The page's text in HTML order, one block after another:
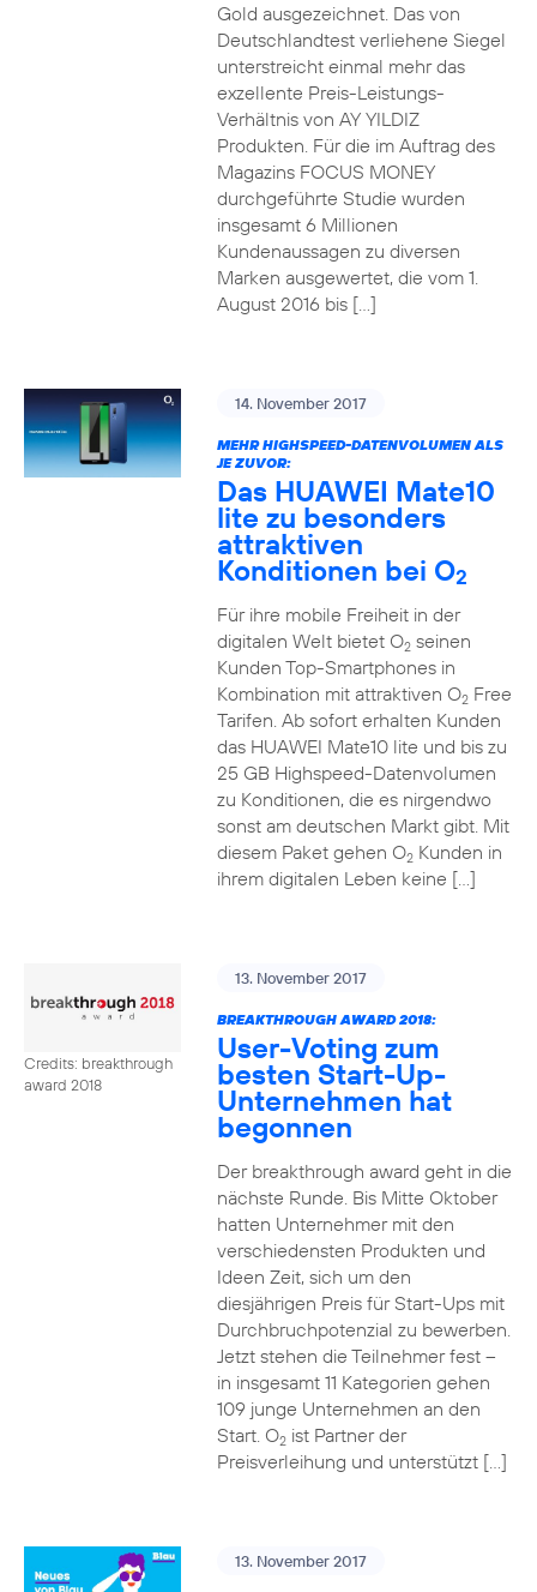
Gold ausgezeichnet. Das von
Deutschlandtest verliehene Siegel
unterstreicht einmal mehr das
exzellente Preis-Leistungs-
Verhältnis von AY YILDIZ
Produkten. Für die im Auftrag des
Magazins FOCUS MONEY
durchgeführte Studie wurden
insgesamt 6 Millionen
Kundenaussagen zu diversen
Marken ausgewertet, die vom 1.
August 2016 bis […]
14. November 2017
MEHR HIGHSPEED-DATENVOLUMEN ALS
JE ZUVOR:
Das HUAWEI Mate10
lite zu besonders
attraktiven
Konditionen bei O2
Für ihre mobile Freiheit in der
digitalen Welt bietet O2seinen
Kunden Top-Smartphones in
Kombination mit attraktiven O2Free
Tarifen. Ab sofort erhalten Kunden
das HUAWEI Mate10 lite und bis zu
25 GB Highspeed-Datenvolumen
zu Konditionen, die es nirgendwo
sonst am deutschen Markt gibt. Mit
diesem Paket gehen O2Kunden in
ihrem digitalen Leben keine […]
Credits: breakthrough
award 2018
13. November 2017
BREAKTHROUGH AWARD 2018:
User-Voting zum
besten Start-Up-
Unternehmen hat
begonnen
Der breakthrough award geht in die
nächste Runde. Bis Mitte Oktober
hatten Unternehmer mit den
verschiedensten Produkten und
Ideen Zeit, sich um den
diesjährigen Preis für Start-Ups mit
Durchbruchpotenzial zu bewerben.
Jetzt stehen die Teilnehmer fest –
in insgesamt 11 Kategorien gehen
109 junge Unternehmen an den
Start. O2ist Partner der
Preisverleihung und unterstützt […]
13. November 2017